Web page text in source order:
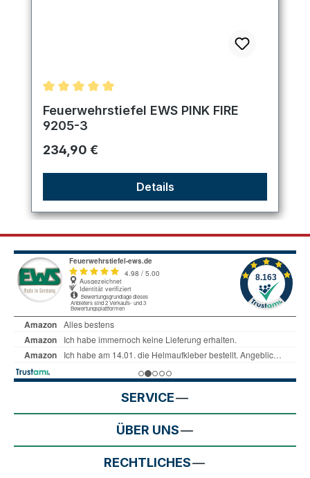
Durchschnittliche Bewertung von 5 von 5 Sternen
Feuerwehrstiefel EWS PINK FIRE
9205-3
Regulärer Preis:
234,90 €
Details
SERVICE
ÜBER UNS
RECHTLICHES